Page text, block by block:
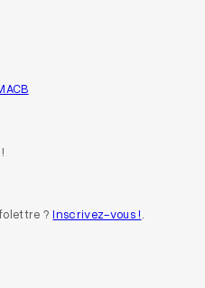
?Inscrivez-vous !.